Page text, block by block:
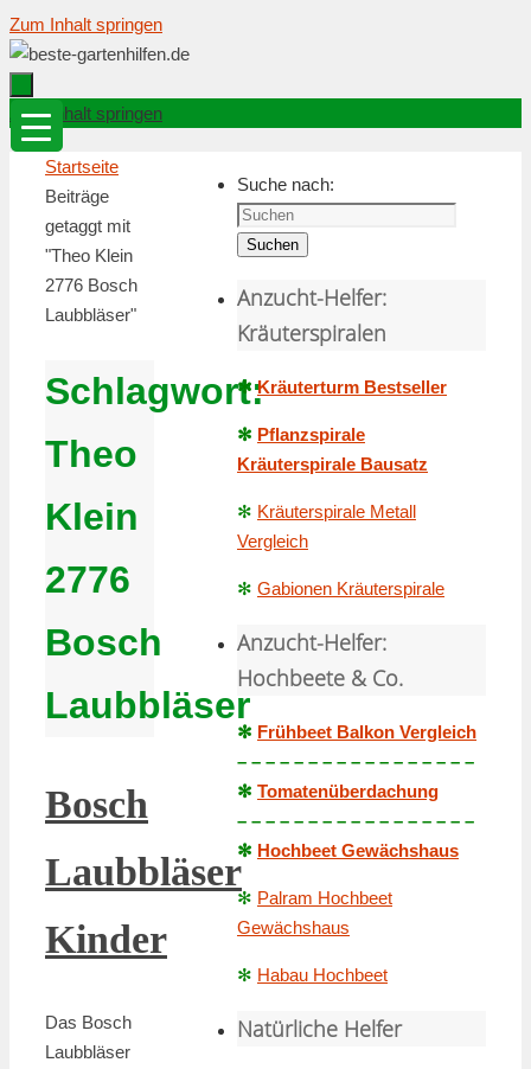
Zum Inhalt springen
Zum Inhalt springen
Startseite
Beiträge
getaggt mit
"Theo Klein
2776 Bosch
Laubbläser"
Schlagwort:
Theo
Klein
2776
Bosch
Laubbläser
Bosch
Laubbläser
Kinder
Das Bosch
Laubbläser
Suche nach:
Suchen
Anzucht-Helfer:
Kräuterspiralen
✻ Kräuterturm Bestseller
✻ Pflanzspirale
Kräuterspirale Bausatz
✻ Kräuterspirale Metall
Vergleich
✻ Gabionen Kräuterspirale
Anzucht-Helfer:
Hochbeete & Co.
✻ Frühbeet Balkon Vergleich
– – – – – – – – – – – – – – – – –
✻ Tomatenüberdachung
– – – – – – – – – – – – – – – – –
✻ Hochbeet Gewächshaus
✻ Palram Hochbeet
Gewächshaus
✻ Habau Hochbeet
Natürliche Helfer